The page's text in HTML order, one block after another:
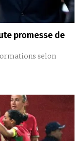
promesse de
selon